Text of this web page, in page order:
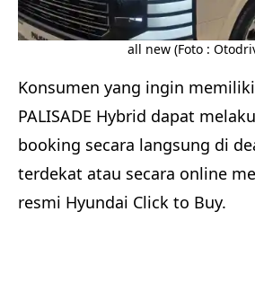
all new (Foto :
Konsumen yang ingin
PALISADE Hybrid dapat
booking secara langsung di
terdekat atau secara online
resmi Hyundai Click to Buy.